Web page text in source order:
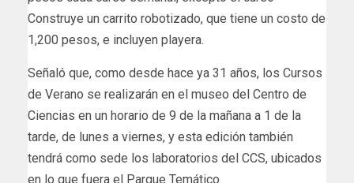
Construye un carrito robotizado, que tiene un costo de
1,200 pesos, e incluyen playera.
Señaló que, como desde hace ya 31 años, los Cursos
de Verano se realizarán en el museo del Centro de
Ciencias en un horario de 9 de la mañana a 1 de la
tarde, de lunes a viernes, y esta edición también
tendrá como sede los laboratorios del CCS, ubicados
en lo que fuera el Parque Temático.